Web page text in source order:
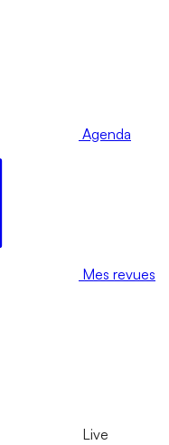
Agenda
Mes revues
Live